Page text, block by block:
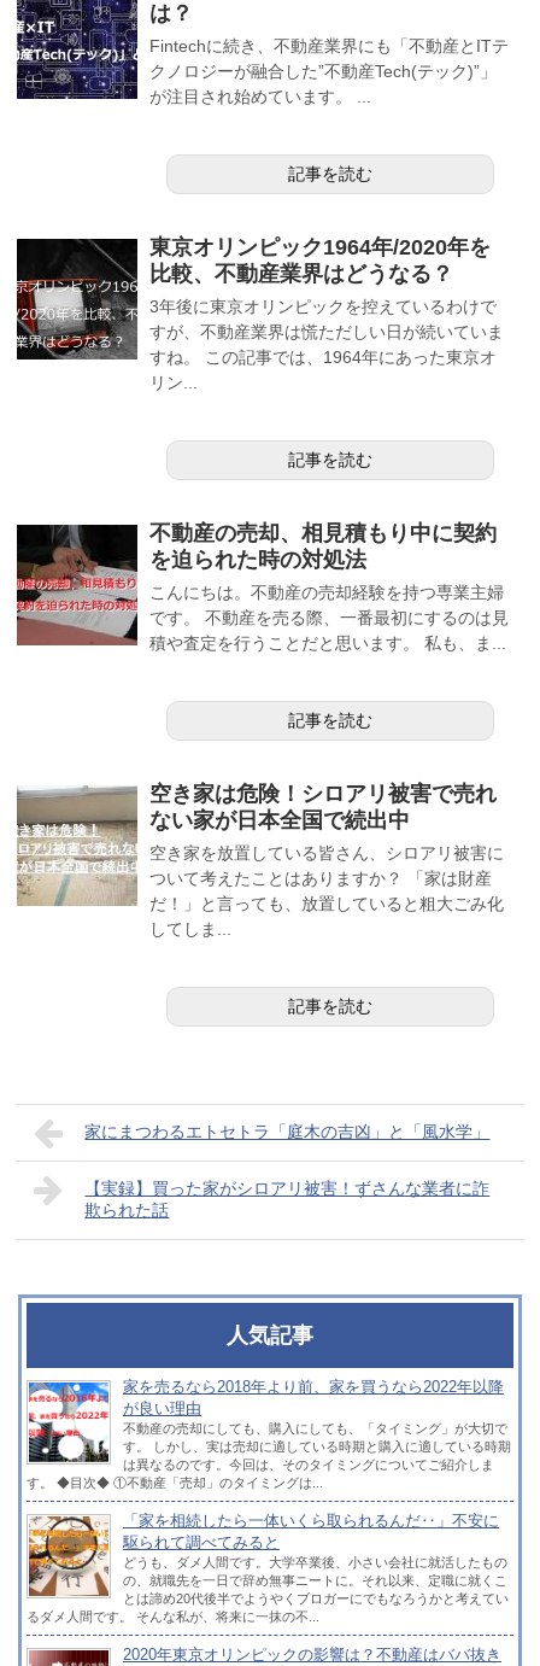
は？
Fintechに続き、不動産業界にも「不動産とITテ
クノロジーが融合した”不動産Tech(テック)”」
が注目され始めています。 ...
記事を読む
東京オリンピック1964年/2020年を
比較、不動産業界はどうなる？
3年後に東京オリンピックを控えているわけで
すが、不動産業界は慌ただしい日が続いていま
すね。 この記事では、1964年にあった東京オ
リン...
記事を読む
不動産の売却、相見積もり中に契約
を迫られた時の対処法
こんにちは。不動産の売却経験を持つ専業主婦
です。 不動産を売る際、一番最初にするのは見
積や査定を行うことだと思います。 私も、ま...
記事を読む
空き家は危険！シロアリ被害で売れ
ない家が日本全国で続出中
空き家を放置している皆さん、シロアリ被害に
ついて考えたことはありますか？ 「家は財産
だ！」と言っても、放置していると粗大ごみ化
してしま...
記事を読む
家にまつわるエトセトラ「庭木の吉凶」と「風水学」
【実録】買った家がシロアリ被害！ずさんな業者に詐
欺られた話
人気記事
家を売るなら2018年より前、家を買うなら2022年以降
が良い理由
不動産の売却にしても、購入にしても、「タイミング」が大切で
す。 しかし、実は売却に適している時期と購入に適している時期
は異なるのです。今回は、そのタイミングについてご紹介しま
す。 ◆目次◆ ①不動産「売却」のタイミングは...
「家を相続したら一体いくら取られるんだ‥」不安に
駆られて調べてみると
どうも、ダメ人間です。大学卒業後、小さい会社に就活したもの
の、就職先を一日で辞め無事ニートに。それ以来、定職に就くこ
とは諦め20代後半でようやくブロガーにでもなろうかと考えてい
るダメ人間です。 そんな私が、将来に一抹の不...
2020年東京オリンピックの影響は？不動産はババ抜き